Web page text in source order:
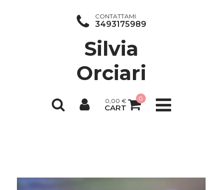
CONTATTAMI
3493175989
Silvia
Orciari
0,00 €
CART
0